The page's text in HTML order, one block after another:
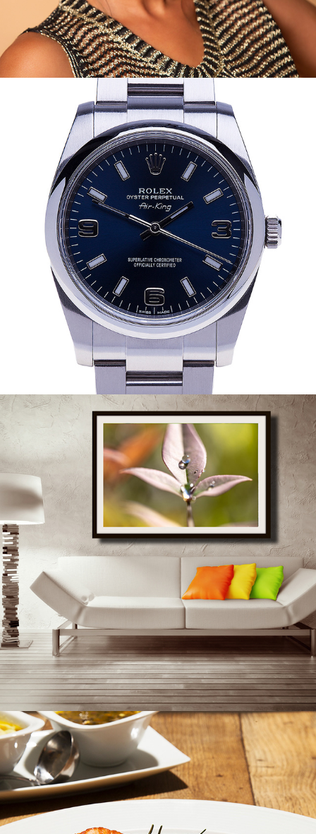
JOIAS
DECORAÇÃO